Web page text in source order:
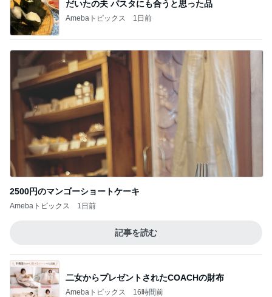
だいたの夫 パスタにも合うと思った品
Amebaトピックス 1日前
2500円のマンゴーショートケーキ
Amebaトピックス 1日前
記事を読む
二女からプレゼントされたCOACHの財布
Amebaトピックス 16時間前